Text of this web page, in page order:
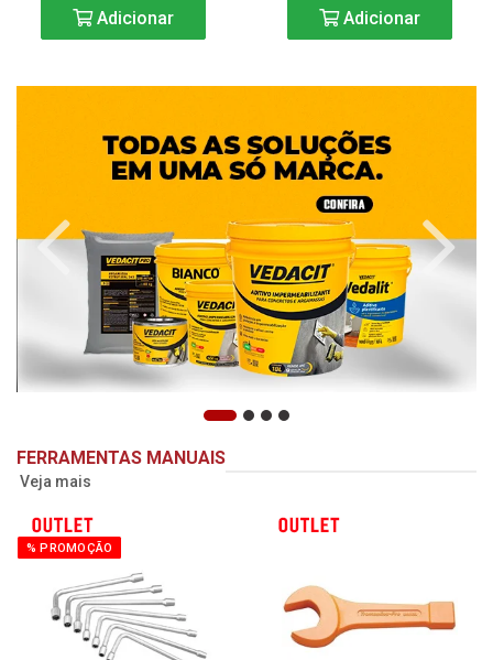
Adicionar Adicionar
FERRAMENTAS MANUAIS
Veja mais
% PROMOÇÃO